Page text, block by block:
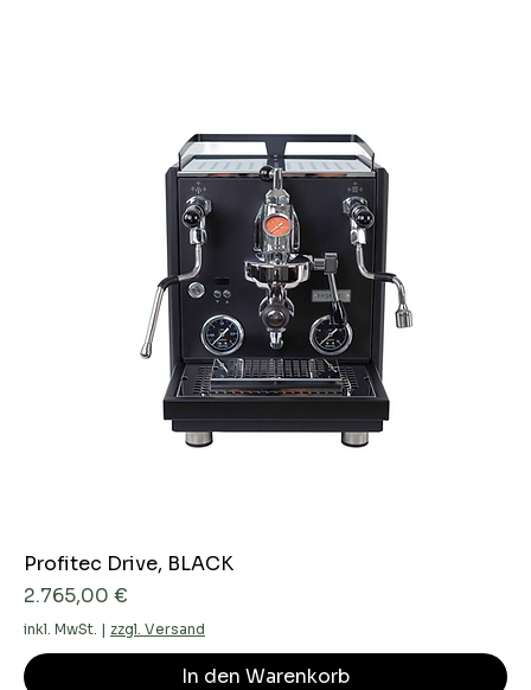
Profitec Drive, BLACK
Preis
2.765,00 €
inkl. MwSt. | zzgl. Versand
In den Warenkorb